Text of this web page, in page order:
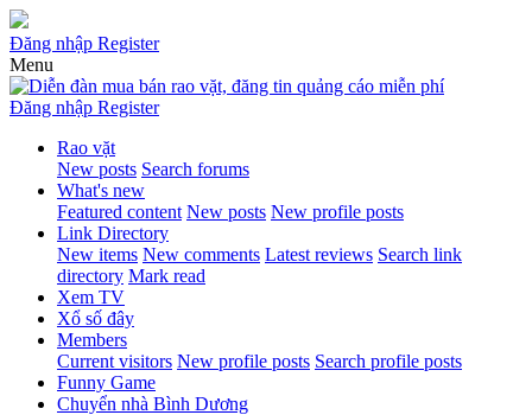
Đăng nhập Register
Menu
Đăng nhập Register
Rao vặt
New posts Search forums
What's new
Featured content New posts New profile posts
Link Directory
New items New comments Latest reviews Search link
directory Mark read
Xem TV
Xổ số đây
Members
Current visitors New profile posts Search profile posts
Funny Game
Chuyển nhà Bình Dương